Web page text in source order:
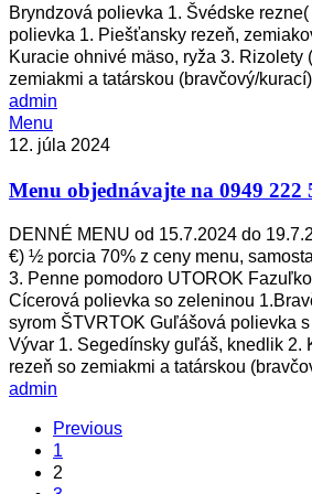
Bryndzová polievka 1. Švédske
polievka 1. Piešťansky rezeň,
Kuracie ohnivé mäso, ryža 3.
zemiakmi a tatárskou (bravčový/
admin
Menu
objednávajte
0949
503
Menu
12. júla 2024
Menu objednávajte na 0949 222
DENNÉ MENU od 15.7.2024 do
€) ½ porcia 70% z ceny menu,
3. Penne pomodoro UTOROK
Cícerová polievka so zeleninou
syrom ŠTVRTOK Guľášová polievka
Vývar 1. Segedínsky guľáš, knedlik 2.
rezeň so zemiakmi a tatárskou
admin
Previous
1
2